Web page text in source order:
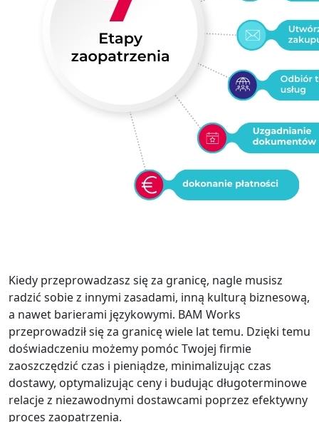
Kiedy przeprowadzasz się za granicę, nagle musisz
radzić sobie z innymi zasadami, inną kulturą biznesową,
a nawet barierami językowymi. BAM Works
przeprowadził się za granicę wiele lat temu. Dzięki temu
doświadczeniu możemy pomóc Twojej firmie
zaoszczędzić czas i pieniądze, minimalizując czas
dostawy, optymalizując ceny i budując długoterminowe
relacje z niezawodnymi dostawcami poprzez efektywny
proces zaopatrzenia.